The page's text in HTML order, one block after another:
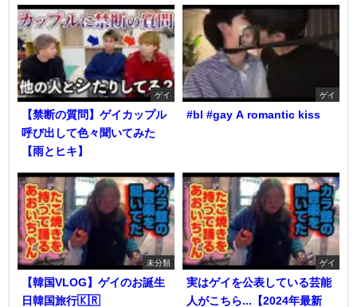
ゲイ
【禁断の質問】ゲイカップル
呼び出して色々聞いてみた
【雨とヒキ】
ゲイ
#bl #gay A romantic kiss
未分類
【韓国VLOG】ゲイのお誕生
日韓国旅行🇰🇷
ゲイ
実はゲイを公表している芸能
人がこちら...【2024年最新